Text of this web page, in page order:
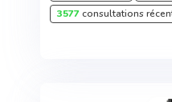
3577consultations